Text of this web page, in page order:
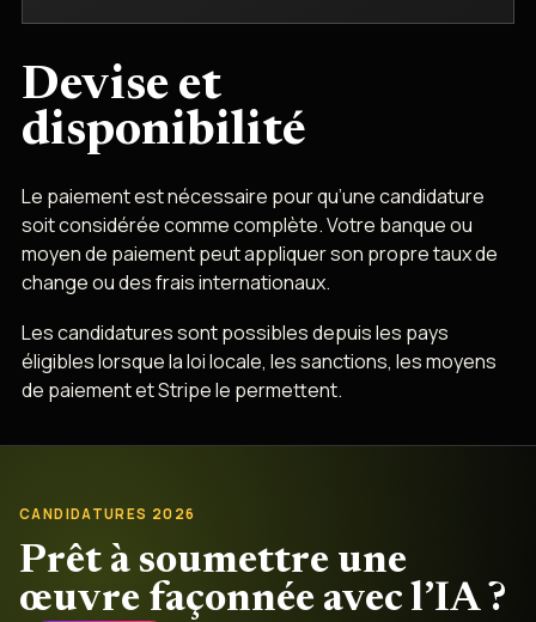
Devise et
disponibilité
Le paiement est nécessaire pour qu’une candidature
soit considérée comme complète. Votre banque ou
moyen de paiement peut appliquer son propre taux de
change ou des frais internationaux.
Les candidatures sont possibles depuis les pays
éligibles lorsque la loi locale, les sanctions, les moyens
de paiement et Stripe le permettent.
CANDIDATURES 2026
Prêt à soumettre une
œuvre façonnée avec l’IA ?